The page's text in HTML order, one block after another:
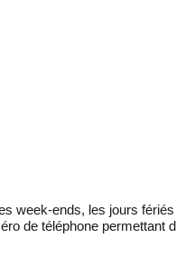
week-ends, les jours
de téléphone permettant